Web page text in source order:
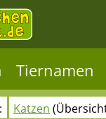
Tiernamen
Katzen